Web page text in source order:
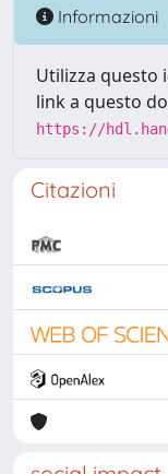
Informazioni
Utilizza questo
link a questo
https://
Citazioni